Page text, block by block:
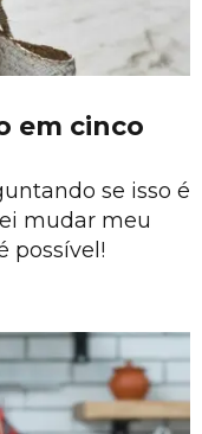
em cinco
se isso é
mudar meu
possível!